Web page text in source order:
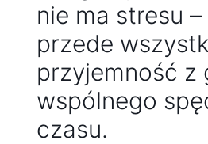
nie ma stresu
przede
przyjemność z
wspólnego
czasu.